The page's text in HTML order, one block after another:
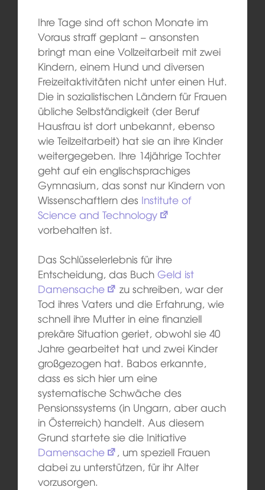
Ihre Tage sind oft schon Monate im
Voraus straff geplant – ansonsten
bringt man eine Vollzeitarbeit mit zwei
Kindern, einem Hund und diversen
Freizeitaktivitäten nicht unter einen Hut.
Die in sozialistischen Ländern für Frauen
übliche Selbständigkeit (der Beruf
Hausfrau ist dort unbekannt, ebenso
wie Teilzeitarbeit) hat sie an ihre Kinder
weitergegeben. Ihre 14jährige Tochter
geht auf ein englischsprachiges
Gymnasium, das sonst nur Kindern von
Wissenschaftlern des Institute of
Science and Technology
vorbehalten ist.
Das Schlüsselerlebnis für ihre
Entscheidung, das BuchGeld ist
Damensache
zu schreiben, war der
Tod ihres Vaters und die Erfahrung, wie
schnell ihre Mutter in eine finanziell
prekäre Situation geriet, obwohl sie 40
Jahre gearbeitet hat und zwei Kinder
großgezogen hat. Babos erkannte,
dass es sich hier um eine
systematische Schwäche des
Pensionssystems (in Ungarn, aber auch
in Österreich) handelt. Aus diesem
Grund startete sie die Initiative
Damensache
, um speziell Frauen
dabei zu unterstützen, für ihr Alter
vorzusorgen.